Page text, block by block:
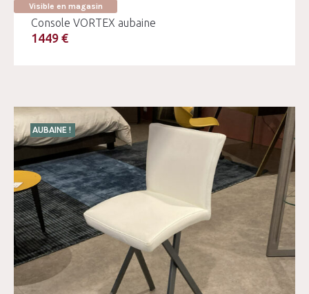
Visible en magasin
Console VORTEX aubaine
1449 €
AUBAINE !